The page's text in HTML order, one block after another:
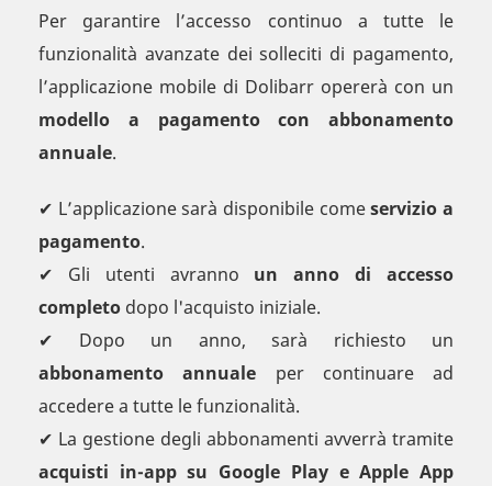
Per garantire l’accesso continuo a tutte le
funzionalità avanzate dei solleciti di pagamento,
l’applicazione mobile di Dolibarr opererà con un
modello a pagamento con abbonamento
annuale.
✔ L’applicazione sarà disponibile comeservizio a
pagamento.
✔ Gli utenti avranno un anno di accesso
completo dopo l'acquisto iniziale.
✔ Dopo un anno, sarà richiesto un
abbonamento annuale per continuare ad
accedere a tutte le funzionalità.
✔ La gestione degli abbonamenti avverrà tramite
acquisti in-app su Google Play e Apple App